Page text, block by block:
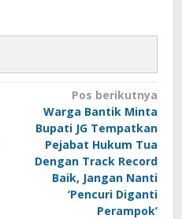
Pos berikutnya
Warga Bantik Minta
Bupati JG Tempatkan
Pejabat Hukum Tua
Dengan Track Record
Baik, Jangan Nanti
‘Pencuri Diganti
Perampok’